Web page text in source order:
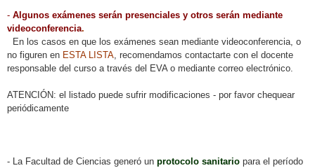
- Algunos exámenes serán presenciales y otros serán mediante
videoconferencia.
En los casos en que los exámenes sean mediante videoconferencia, o
no figuren en ESTA LISTA, recomendamos contactarte con el docente
responsable del curso a través del EVA o mediante correo electrónico.
ATENCIÓN: el listado puede sufrir modificaciones - por favor chequear
periódicamente
- La Facultad de Ciencias generó un protocolo sanitario para el período